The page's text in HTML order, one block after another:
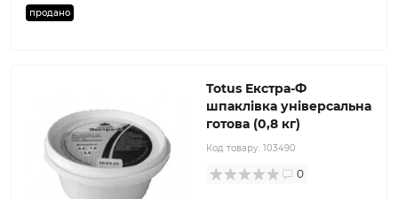
продано
Totus Екстра-Ф
шпаклівка універсальна
готова (0,8 кг)
Код товару: 103490
0